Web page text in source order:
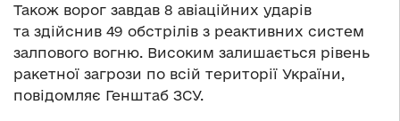
Також ворог завдав 8 авіаційних ударів
та здійснив 49 обстрілів з реактивних систем
залпового вогню. Високим залишається рівень
ракетної загрози по всій території України,
повідомляє Генштаб ЗСУ.